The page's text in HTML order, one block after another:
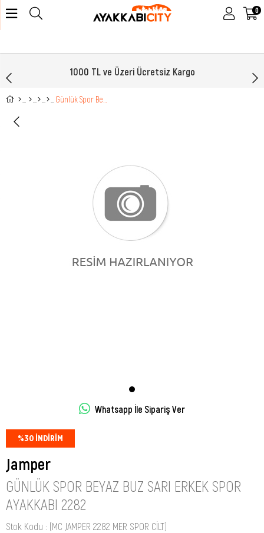
0
1000 TL ve Üzeri Ücretsiz Kargo
Whatsapp İle Sipariş Ver
%30 İNDIRIM
Jamper
GÜNLÜK SPOR BEYAZ BUZ SARI ERKEK SPOR
AYAKKABI 2282
Stok Kodu
(MC JAMPER 2282 MER SPOR CİLT)